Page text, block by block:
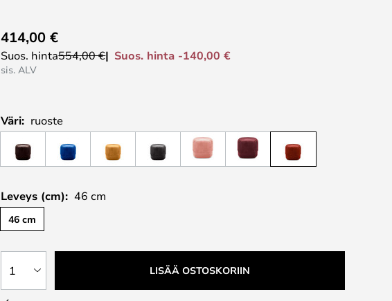
414,00 €
Suos. hinta554,00 € Suos. hinta -140,00 €
sis. ALV
Väri: ruoste
Leveys (cm): 46 cm
46 cm
1 LISÄÄ OSTOSKORIIN